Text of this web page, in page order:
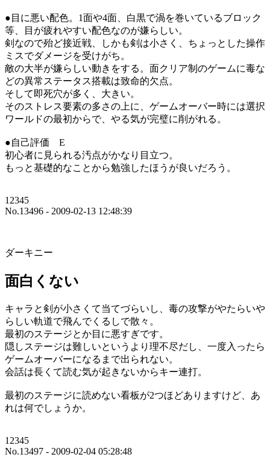
●目に悪い配色。1面や4面、白黒で渦を巻いているブロック
等、目が疲れやすい配色なのが嫌らしい。
剣なので殆ど接近戦、しかも剣は小さく、ちょっとした操作
ミスでダメージを受けがち。
敵の大半が嫌らしい動きをする。面クリア制のゲームに毒な
どの異常ステータス搭載は致命的欠点。
そして即死穴が多く、大きい。
そのストレス要素の多さの上に、ゲームオーバー時には選択
ワールドの最初からで、やる気が完璧に削がれる。
●自己評価 E
初心者に見られる汚点がかなり目立つ。
もっと基礎的なことから勉強したほうが良いだろう。
12345
No.13496 - 2009-02-13 12:48:39
ダーキニー
面白くない
キャラと剣が小さくて当てづらいし、毒の攻撃がやたらいや
らしい軌道で飛んでくるしで散々。
最初のステージとか目に悪すぎです。
隠しステージは難しいというより理不尽だし、一度入ったら
ゲームオーバーになるまで出られない。
会話は長くて読む気が起きないからキー連打。
最初のステージに読めない看板が2つほどありますけど、あ
れは何でしょうか。
12345
No.13497 - 2009-02-04 05:28:48